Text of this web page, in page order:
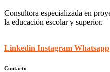
Consultora especializada en
la educación escolar y superior.
Linkedin Instagram Whatsapp
Contacto